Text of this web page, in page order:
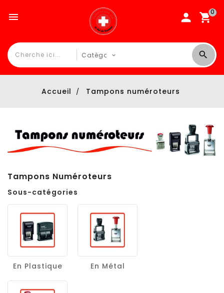
0

Accueil Tampons numéroteurs
Tampons Numéroteurs
Sous-catégories
En Plastique En Métal